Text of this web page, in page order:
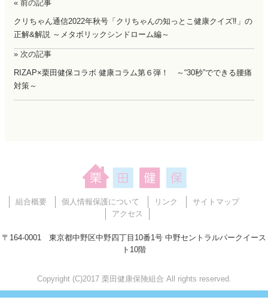
« 前の記事
クリちゃん通信2022年秋号「クリちゃんの知っとこ健康クイズ‼」の
正解&解説 ～メタボリックシンドローム編～
» 次の記事
RIZAP×栗田健保コラボ 健康コラム第６弾！ ～“30秒”でできる腰痛
対策～
組合概要 個人情報保護について リンク
サイトマップ
アクセス
〒164-0001 東京都中野区中野四丁目10番1号 中野セントラルパークイース
ト10階
Copyright (C)2017 栗田健康保険組合 All rights reserved.